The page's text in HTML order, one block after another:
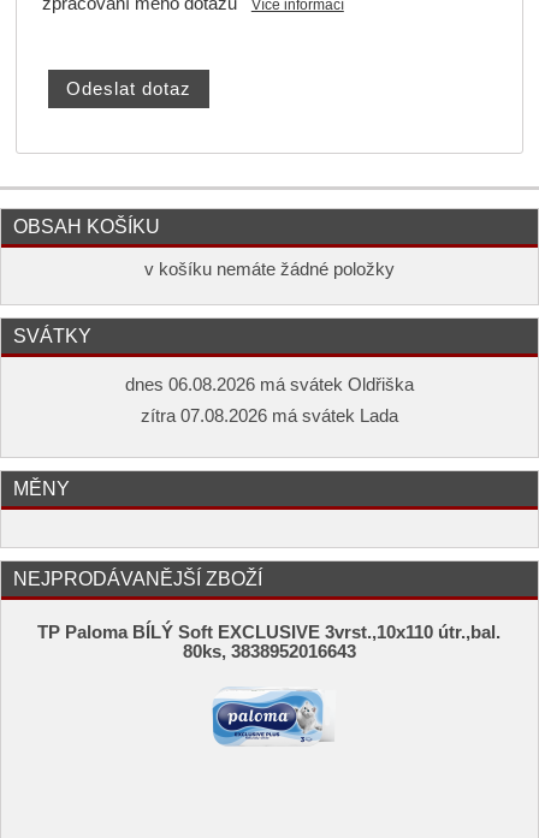
Více informací
OBSAH KOŠÍKU
v košíku nemáte žádné položky
SVÁTKY
dnes 06.08.2026 má svátek Oldřiška
zítra 07.08.2026 má svátek Lada
MĚNY
NEJPRODÁVANĚJŠÍ ZBOŽÍ
TP Paloma BÍLÝ Soft EXCLUSIVE 3vrst.,10x110 útr.,bal.
80ks, 3838952016643